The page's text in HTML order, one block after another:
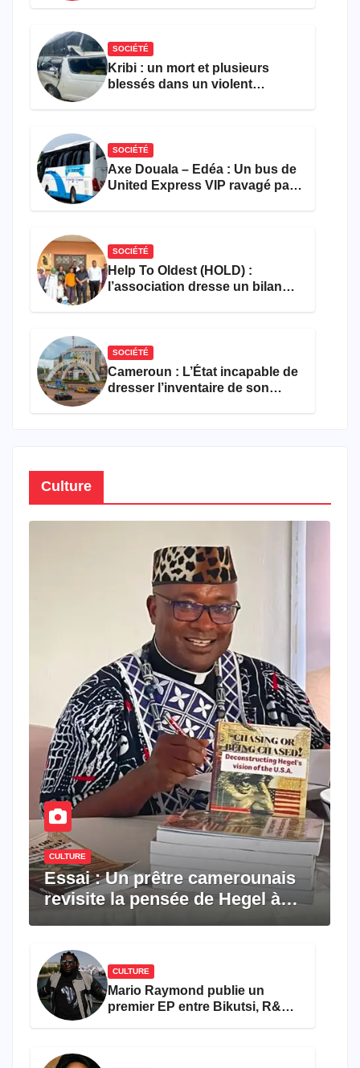
SOCIÉTÉ
Kribi : un mort et plusieurs
blessés dans un violent
SOCIÉTÉ
Axe Douala – Edéa : Un bus de
United Express VIP ravagé par
SOCIÉTÉ
Help To Oldest (HOLD) :
l’association dresse un bilan
SOCIÉTÉ
Cameroun : L’État incapable de
dresser l’inventaire de son
Culture
CULTURE
Essai : Un prêtre camerounais
revisite la pensée de Hegel à
CULTURE
Mario Raymond publie un
premier EP entre Bikutsi, R&B